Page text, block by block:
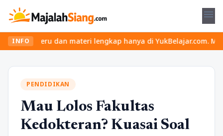
menu
INFOdan materi lengkap hanya di YukBelajar.com. Mulai
PENDIDIKAN
Mau Lolos Fakultas
Kedokteran? Kuasai Soal